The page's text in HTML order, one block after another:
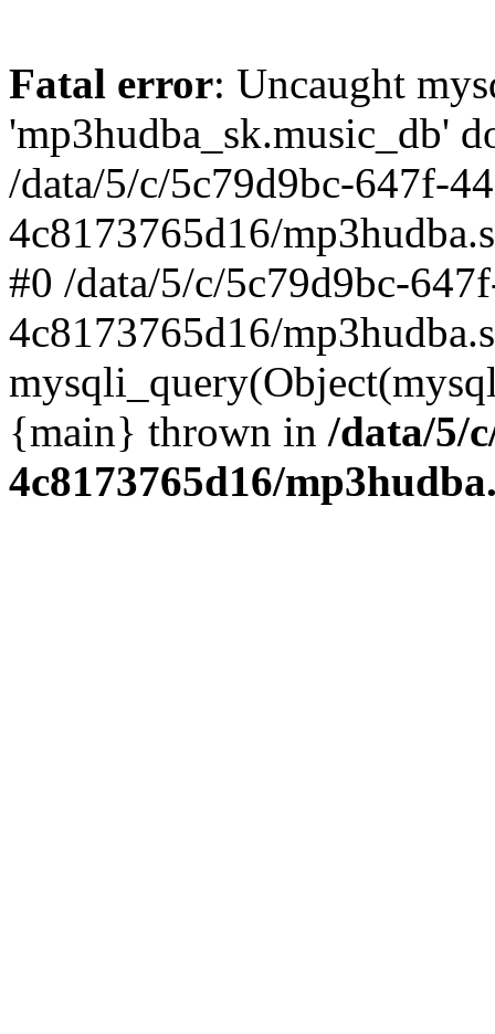
Fatal error: Uncaught
'mp3hudba_sk.music_db'
/data/5/c/5c79d9bc-647f-
4c8173765d16/
#0 /data/5/c/5c79d9bc-
4c8173765d16/
{main} thrown in /data/5/
4c8173765d16/